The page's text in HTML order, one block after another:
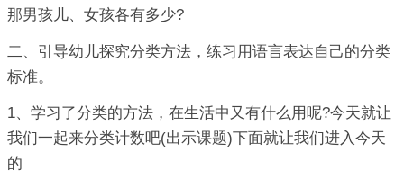
那男孩儿、女孩各有多少?
二、引导幼儿探究分类方法，练习用语言表达自己的分类
标准。
1、学习了分类的方法，在生活中又有什么用呢?今天就让
我们一起来分类计数吧(出示课题)下面就让我们进入今天
的